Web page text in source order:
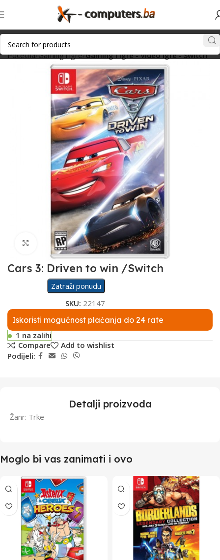
Početna Gaming i igre Gaming i igre - Video igre - Switch
Click to enlarge
Cars 3: Driven to win /Switch
Zatraži ponudu
SKU: 22147
Iskoristi mogućnost plaćanja do 24 rate
1 na zalihi
Compare
Add to wishlist
Podijeli:
Detalji proizvoda
Žanr: Trke
Moglo bi vas zanimati i ovo